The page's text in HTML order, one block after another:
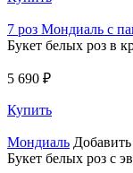
7 роз Мондиаль с
Букет белых роз в
5 690 ₽
Купить
Мондиаль
Букет белых роз с